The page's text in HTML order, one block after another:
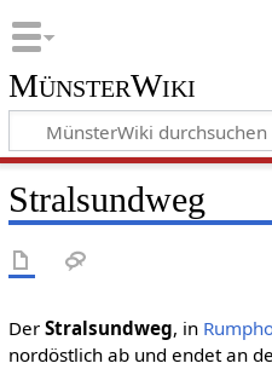
MünsterWiki
Stralsundweg
Der Stralsundweg, in
nordöstlich ab und endet an